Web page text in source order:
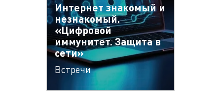
Интернет знакомый и
незнакомый.
«Цифровой
иммунитет. Защита в
сети»
Встречи